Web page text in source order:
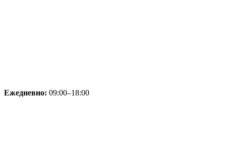
Ежедневно: 09:00–18:00